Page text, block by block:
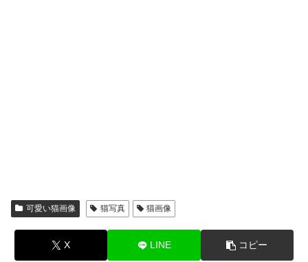
可愛い猫画像 猫写真 猫画像
X LINE コピー